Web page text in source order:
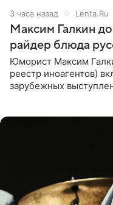
3 часа назад Lenta.Ru
Максим Галкин
райдер блюда
Юморист Максим
реестр иноагентов)
зарубежных